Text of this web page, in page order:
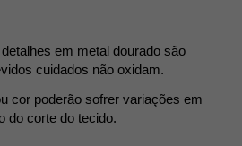
em metal dourado são
cuidados não oxidam.
cor poderão sofrer variações em
do corte do tecido.